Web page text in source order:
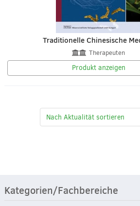
Traditionelle Chinesische
Therapeuten
Produkt anzeigen
Kategorien/Fachbereiche